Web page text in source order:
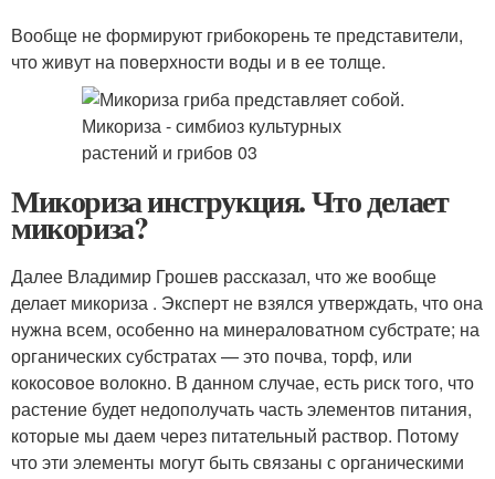
Вообще не формируют грибокорень те представители,
что живут на поверхности воды и в ее толще.
Микориза инструкция. Что делает
микориза?
Далее Владимир Грошев рассказал, что же вообще
делает микориза . Эксперт не взялся утверждать, что она
нужна всем, особенно на минераловатном субстрате; на
органических субстратах — это почва, торф, или
кокосовое волокно. В данном случае, есть риск того, что
растение будет недополучать часть элементов питания,
которые мы даем через питательный раствор. Потому
что эти элементы могут быть связаны с органическими